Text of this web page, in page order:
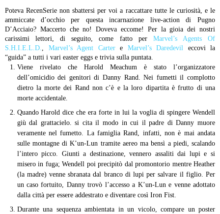
Poteva RecenSerie non sbattersi per voi a raccattare tutte le curiosità, e le
ammiccate d’occhio per questa incarnazione live-action di Pugno
D’Acciaio? Maccerto che no! Doveva eccome! Per la gioia dei nostri
carissimi lettori, di seguito, come fatto per Marvel’s Agents Of
S.H.I.E.L.D., Marvel’s Agent Cartere Marvel’s Daredevil eccovi la
“guida” a tutti i vari easter eggs e trivia sulla puntata.
Viene rivelato che Harold Meachum è stato l’organizzatore
dell’omicidio dei genitori di Danny Rand. Nei fumetti il complotto
dietro la morte dei Rand non c’è e la loro dipartita è frutto di una
morte accidentale.
Quando Harold dice che era forte in lui la voglia di spingere Wendell
giù dal grattacielo. si cita il modo in cui il padre di Danny muore
veramente nel fumetto. La famiglia Rand, infatti, non è mai andata
sulle montagne di K’un-Lun tramite aereo ma bensì a piedi, scalando
l’intero picco. Giunti a destinazione, vennero assaliti dai lupi e si
misero in fuga; Wendell poi precipitò dal promontorio mentre Heather
(la madre) venne sbranata dal branco di lupi per salvare il figlio. Per
un caso fortuito, Danny trovò l’accesso a K’un-Lun e venne adottato
dalla città per essere addestrato e diventare così Iron Fist.
Durante una sequenza ambientata in un vicolo, compare un poster